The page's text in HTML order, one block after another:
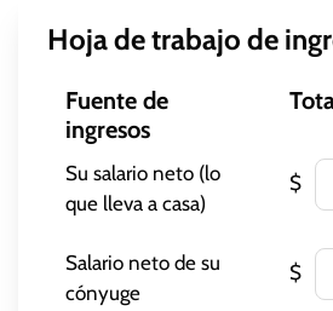
Hoja de trabajo de
Fuente de
ingresos
Su salario neto (lo
que lleva a casa)
$
Salario neto de su
cónyuge
$